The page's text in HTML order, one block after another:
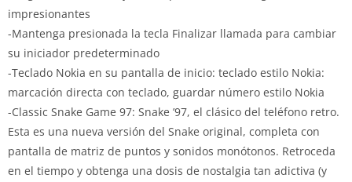
impresionantes
-Mantenga presionada la tecla Finalizar llamada para cambiar
su iniciador predeterminado
-Teclado Nokia en su pantalla de inicio: teclado estilo Nokia:
marcación directa con teclado, guardar número estilo Nokia
-Classic Snake Game 97: Snake ’97, el clásico del teléfono retro.
Esta es una nueva versión del Snake original, completa con
pantalla de matriz de puntos y sonidos monótonos. Retroceda
en el tiempo y obtenga una dosis de nostalgia tan adictiva (y